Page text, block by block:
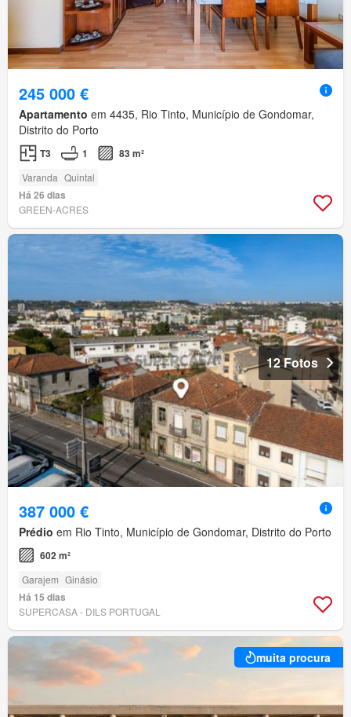
245 000 €
Apartamento em 4435, Rio Tinto, Município de Gondomar,
Distrito do Porto
T3 1 83 m²
Varanda Quintal
Há 26 dias
GREEN-ACRES
12 Fotos
387 000 €
Prédio em Rio Tinto, Município de Gondomar, Distrito do Porto
602 m²
Garajem Ginásio
Há 15 dias
SUPERCASA - DILS PORTUGAL
muita procura